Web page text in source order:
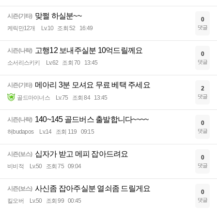
시즌(기타) 맞쩔 하실분~~
케릭만12개 Lv.10 조회 52 16:49
0
댓글
시즌(나락) 고행12 보내주실분 10억드릴께요
소서리스키키 Lv.62 조회 70 13:45
0
댓글
시즌(기타) 메아리 3분 모셔요 무료 베택 주세요
골드마이너스 Lv.75 조회 84 13:45
2
댓글
시즌(나락) 140~145 골드버스 출발합니다~~~~
혀budapos Lv.14 조회 119 09:15
0
댓글
시즌(보스) 십자가 받고 메피 잡아드려요
비비적 Lv.50 조회 75 09:04
0
댓글
시즌(보스) 사신좀 잡아주실분 열쇠좀 드릴게요
킬오버 Lv.50 조회 99 00:45
0
댓글